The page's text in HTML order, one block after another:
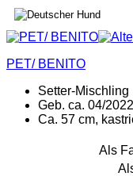
PET/ BENITO
Setter-Mischling
Geb. ca. 04/2022
Ca. 57 cm,
Als